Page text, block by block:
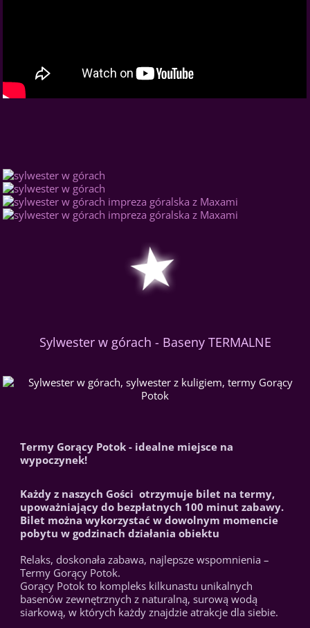
Sylwester w górach - Baseny TERMALNE
Termy Gorący Potok - idealne miejsce na
wypoczynek!
Każdy z naszych Gości otrzymuje bilet na termy,
upoważniający do bezpłatnych 100 minut zabawy.
Bilet można wykorzystać w dowolnym momencie
pobytu w godzinach działania obiektu
Relaks, doskonała zabawa, najlepsze wspomnienia –
Termy Gorący Potok.
Gorący Potok to kompleks kilkunastu unikalnych
basenów zewnętrznych z naturalną, surową wodą
siarkową, w których każdy znajdzie atrakcje dla siebie.